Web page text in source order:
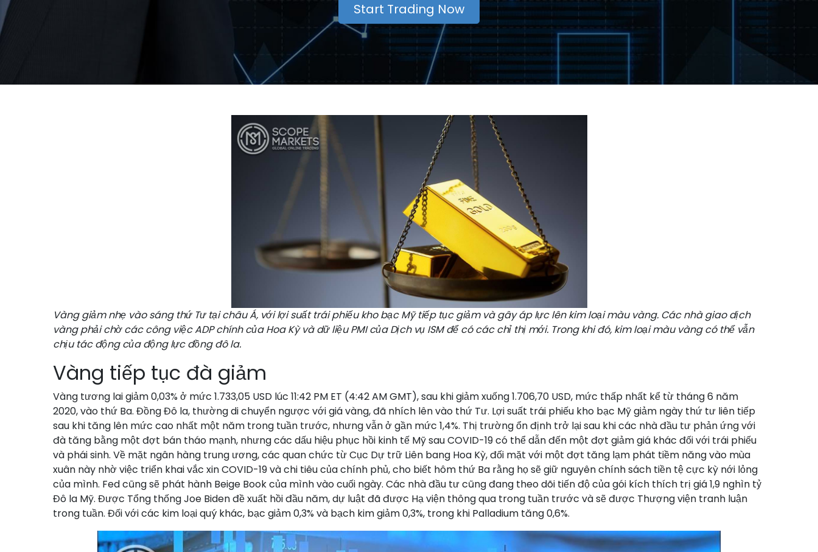
Start Trading Now
Vàng giảm nhẹ vào sáng thứ Tư tại châu Á, với lợi suất trái phiếu kho bạc Mỹ tiếp tục giảm và gây áp lực lên kim loại màu vàng. Các nhà giao dịch
vàng phải chờ các công việc ADP chính của Hoa Kỳ và dữ liệu PMI của Dịch vụ ISM để có các chỉ thị mới. Trong khi đó, kim loại màu vàng có thể vẫn
chịu tác động của động lực đồng đô la.
Vàng tiếp tục đà giảm
Vàng tương lai giảm 0,03% ở mức 1.733,05 USD lúc 11:42 PM ET (4:42 AM GMT), sau khi giảm xuống 1.706,70 USD, mức thấp nhất kể từ tháng 6 năm
2020, vào thứ Ba. Đồng Đô la, thường di chuyển ngược với giá vàng, đã nhích lên vào thứ Tư. Lợi suất trái phiếu kho bạc Mỹ giảm ngày thứ tư liên tiếp
sau khi tăng lên mức cao nhất một năm trong tuần trước, nhưng vẫn ở gần mức 1,4%. Thị trường ổn định trở lại sau khi các nhà đầu tư phản ứng với
đà tăng bằng một đợt bán tháo mạnh, nhưng các dấu hiệu phục hồi kinh tế Mỹ sau COVID-19 có thể dẫn đến một đợt giảm giá khác đối với trái phiếu
và phái sinh. Về mặt ngân hàng trung ương, các quan chức từ Cục Dự trữ Liên bang Hoa Kỳ, đối mặt với một đợt tăng lạm phát tiềm năng vào mùa
xuân này nhờ việc triển khai vắc xin COVID-19 và chi tiêu của chính phủ, cho biết hôm thứ Ba rằng họ sẽ giữ nguyên chính sách tiền tệ cực kỳ nới lỏng
của mình. Fed cũng sẽ phát hành Beige Book của mình vào cuối ngày. Các nhà đầu tư cũng đang theo dõi tiến độ của gói kích thích trị giá 1,9 nghìn tỷ
Đô la Mỹ. Được Tổng thống Joe Biden đề xuất hồi đầu năm, dự luật đã được Hạ viện thông qua trong tuần trước và sẽ được Thượng viện tranh luận
trong tuần. Đối với các kim loại quý khác, bạc giảm 0,3% và bạch kim giảm 0,3%, trong khi Palladium tăng 0,6%.